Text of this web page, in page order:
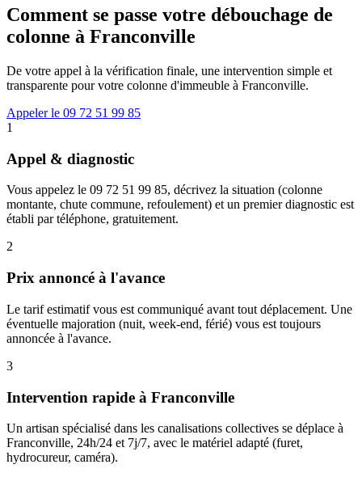
Comment se passe votre débouchage de
colonne à Franconville
De votre appel à la vérification finale, une intervention simple et
transparente pour votre colonne d'immeuble à Franconville.
Appeler le 09 72 51 99 85
1
Appel & diagnostic
Vous appelez le 09 72 51 99 85, décrivez la situation (colonne
montante, chute commune, refoulement) et un premier diagnostic est
établi par téléphone, gratuitement.
2
Prix annoncé à l'avance
Le tarif estimatif vous est communiqué avant tout déplacement. Une
éventuelle majoration (nuit, week-end, férié) vous est toujours
annoncée à l'avance.
3
Intervention rapide à Franconville
Un artisan spécialisé dans les canalisations collectives se déplace à
Franconville, 24h/24 et 7j/7, avec le matériel adapté (furet,
hydrocureur, caméra).